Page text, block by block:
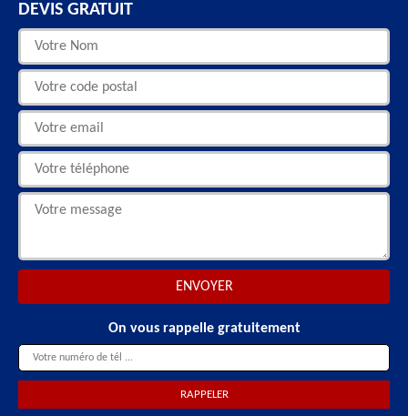
DEVIS GRATUIT
On vous rappelle gratuitement